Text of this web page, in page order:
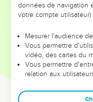
leur foi ou leur vision.
et les saisons difficiles
sont
Dans cette conférence,
clés pour avancer avec
données de navigation
votre compte
Mesurer l'audience
Vous permettre
vidéo, des cartes du
Vous permettre
relation aux